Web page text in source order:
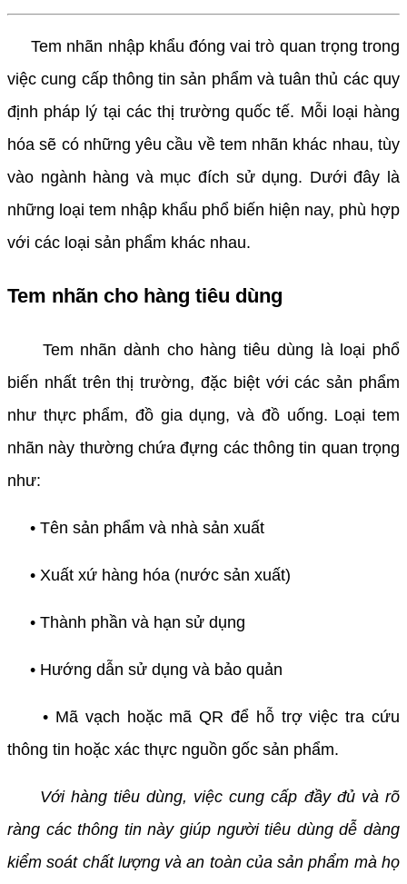
Tem nhãn nhập khẩu đóng vai trò quan trọng trong
việc cung cấp thông tin sản phẩm và tuân thủ các quy
định pháp lý tại các thị trường quốc tế. Mỗi loại hàng
hóa sẽ có những yêu cầu về tem nhãn khác nhau, tùy
vào ngành hàng và mục đích sử dụng. Dưới đây là
những loại tem nhập khẩu phổ biến hiện nay, phù hợp
với các loại sản phẩm khác nhau.
Tem nhãn cho hàng tiêu dùng
Tem nhãn dành cho hàng tiêu dùng là loại phổ
biến nhất trên thị trường, đặc biệt với các sản phẩm
như thực phẩm, đồ gia dụng, và đồ uống. Loại tem
nhãn này thường chứa đựng các thông tin quan trọng
như:
• Tên sản phẩm và nhà sản xuất
• Xuất xứ hàng hóa (nước sản xuất)
• Thành phần và hạn sử dụng
• Hướng dẫn sử dụng và bảo quản
• Mã vạch hoặc mã QR để hỗ trợ việc tra cứu
thông tin hoặc xác thực nguồn gốc sản phẩm.
Với hàng tiêu dùng, việc cung cấp đầy đủ và rõ
ràng các thông tin này giúp người tiêu dùng dễ dàng
kiểm soát chất lượng và an toàn của sản phẩm mà họ